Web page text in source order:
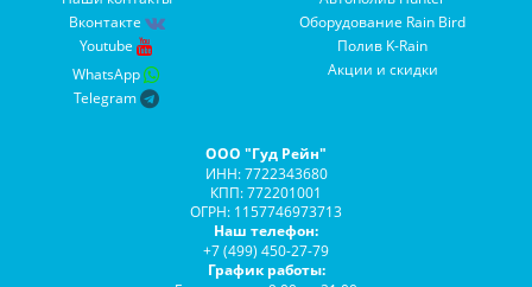
Вконтакте
Youtube
WhatsApp
Telegram
Оборудование Rain Bird
Полив K-Rain
Акции и скидки
ООО "Гуд Рейн"
ИНН: 7722343680
КПП: 772201001
ОГРН: 1157746973713
Наш телефон:
+7 (499) 450-27-79
График работы: